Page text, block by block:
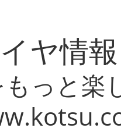
ヤ情
っと楽